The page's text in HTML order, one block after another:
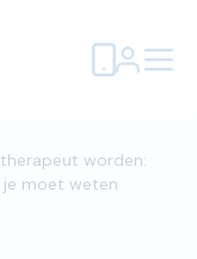
worden:
je moet weten